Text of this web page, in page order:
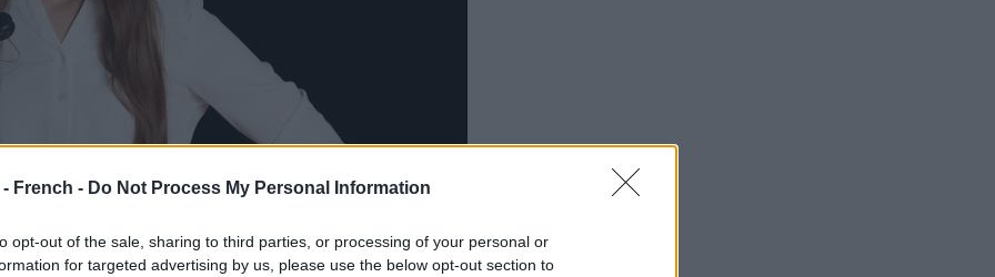
French - Do Not Process My Personal Information
opt-out of the sale, sharing to third parties, or processing of your personal or
for targeted advertising by us, please use the below opt-out section to